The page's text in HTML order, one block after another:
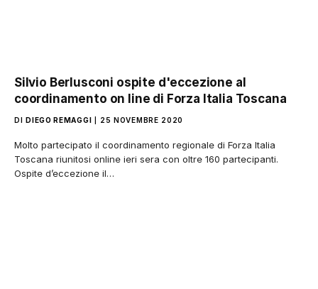
Silvio Berlusconi ospite d'eccezione al
coordinamento on line di Forza Italia Toscana
DI DIEGO REMAGGI 25 NOVEMBRE 2020
Molto partecipato il coordinamento regionale di Forza Italia
Toscana riunitosi online ieri sera con oltre 160 partecipanti.
Ospite d’eccezione il…